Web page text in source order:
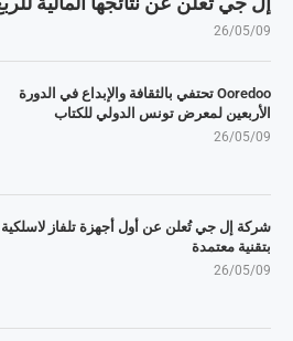
26/05/09
Ooredoo تحتفي بالثقافة والإبداع في الدورة
الأربعين لمعرض تونس الدولي للكتاب
26/05/09
شركة إل جي تُعلن عن أول أجهزة تلفاز لاسلكية
بتقنية معتمدة
26/05/09